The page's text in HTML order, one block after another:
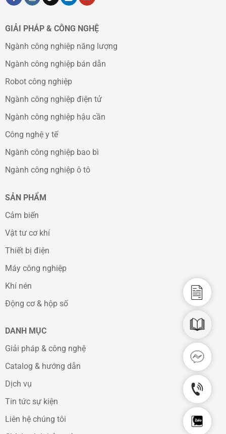
GIẢI PHÁP & CÔNG NGHỆ
Ngành công nghiệp năng lượng
Ngành công nghiệp bán dẫn
Robot công nghiệp
Ngành công nghiệp điện tử
Ngành công nghiệp hậu cần
Công nghệ y tế
Ngành công nghiệp bao bì
Ngành công nghiệp ô tô
SẢN PHẨM
Cảm biến
Vật tư cơ khí
Thiết bị điện
Máy công nghiệp
Khí nén
Động cơ & hộp số
DANH MỤC
Giải pháp & công nghệ
Catalog & hướng dẫn
Dịch vụ
Tin tức sự kiện
Liên hệ chúng tôi
CAD
Chat